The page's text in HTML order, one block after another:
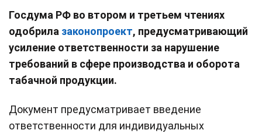
Госдума РФ во втором и третьем чтениях
одобрила законопроект, предусматривающий
усиление ответственности за нарушение
требований в сфере производства и оборота
табачной продукции.
Документ предусматривает введение
ответственности для индивидуальных